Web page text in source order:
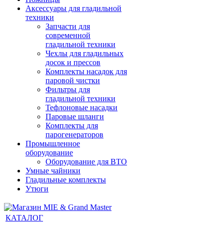
Аксессуары для гладильной
техники
Запчасти для
современной
гладильной техники
Чехлы для гладильных
досок и прессов
Комплекты насадок для
паровой чистки
Фильтры для
гладильной техники
Тефлоновые насадки
Паровые шланги
Комплекты для
парогенераторов
Промышленное
оборудование
Оборудование для ВТО
Умные чайники
Гладильные комплекты
Утюги
КАТАЛОГ